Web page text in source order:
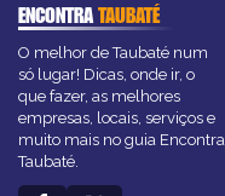
ENCONTRATAUBATÉ
O melhor de Taubaté num
só lugar! Dicas, onde ir, o
que fazer, as melhores
empresas, locais, serviços e
muito mais no guia Encontra
Taubaté.